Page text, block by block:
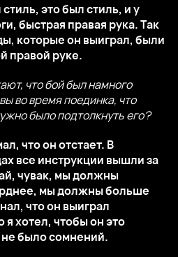
это был стиль, и у
быстрая правая рука. Так
которые он выиграл, были
правой руке.
что бой был намного
во время поединка, что
было подтолкнуть его?
что он отстает. В
все инструкции вышли за
чувак, мы должны
мы должны больше
что он выиграл
я хотел, чтобы он это
не было сомнений.